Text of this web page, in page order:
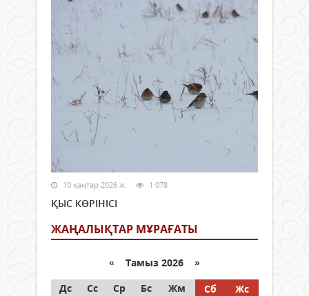
10 қаңтар 2026 ж. 1 078
ҚЫС КӨРІНІСІ
ЖАҢАЛЫҚТАР МҰРАҒАТЫ
« Тамыз 2026 »
Дс
Сс Ср Бс Жм Сб
Жс